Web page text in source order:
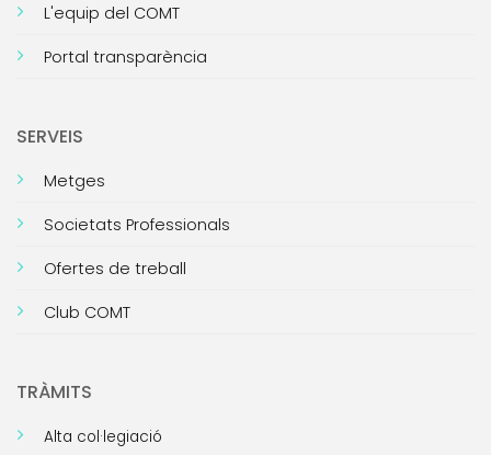
L'equip del COMT
Portal transparència
SERVEIS
Metges
Societats Professionals
Ofertes de treball
Club COMT
TRÀMITS
Alta col·legiació